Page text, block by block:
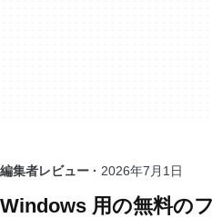
編集者レビュー · 2026年7月1日
Windows 用の無料の